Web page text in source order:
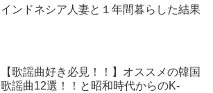
インドネシア人妻と１年間暮らした結果
【歌謡曲好き必見！！】オススメの韓国
歌謡曲12選！！と昭和時代からのK-